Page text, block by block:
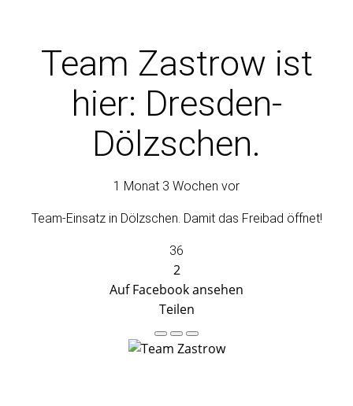
Team Zastrow ist
hier: Dresden-
Dölzschen.
1 Monat 3 Wochen vor
Team-Einsatz in Dölzschen. Damit das Freibad öffnet!
36
2
Auf Facebook ansehen
Teilen